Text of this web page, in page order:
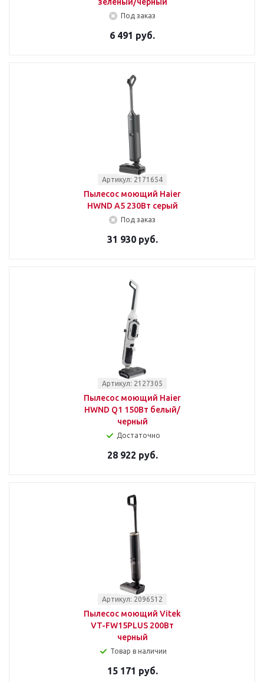
Под заказ
6 491 руб.
Артикул: 2171654
Пылесос моющий Haier
HWND A5 230Вт серый
Под заказ
31 930 руб.
Артикул: 2127305
Пылесос моющий Haier
HWND Q1 150Вт белый/
черный
Достаточно
28 922 руб.
Артикул: 2096512
Пылесос моющий Vitek
VT-FW15PLUS 200Вт
черный
Товар в наличии
15 171 руб.